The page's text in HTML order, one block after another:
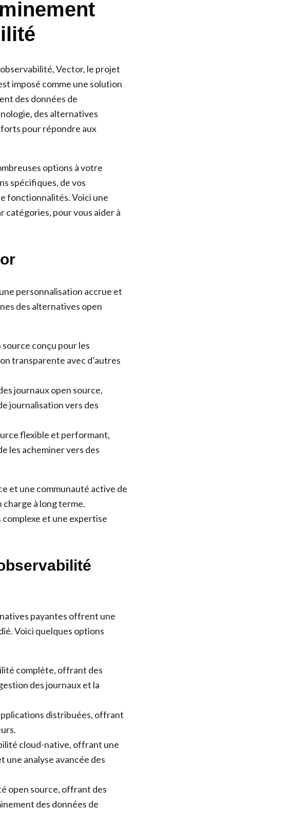
Vector, le projet
imposé comme une solution
des données de
des alternatives
pour répondre aux
options à votre
spécifiques, de vos
fonctionnalités. Voici une
catégories, pour vous aider à
personnalisation accrue et
des alternatives open
conçu pour les
transparente avec d’autres
journaux open source,
journalisation vers des
flexible et performant,
les acheminer vers des
et une communauté active de
à long terme.
et une expertise
payantes offrent une
Voici quelques options
complète, offrant des
des journaux et la
distribuées, offrant
cloud-native, offrant une
analyse avancée des
open source, offrant des
des données de